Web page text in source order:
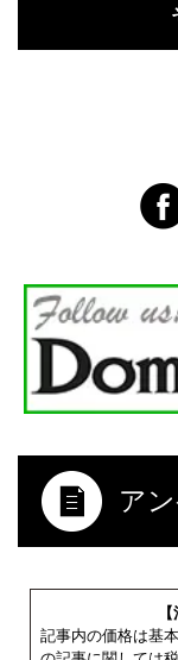
ア
記事内の価格は基